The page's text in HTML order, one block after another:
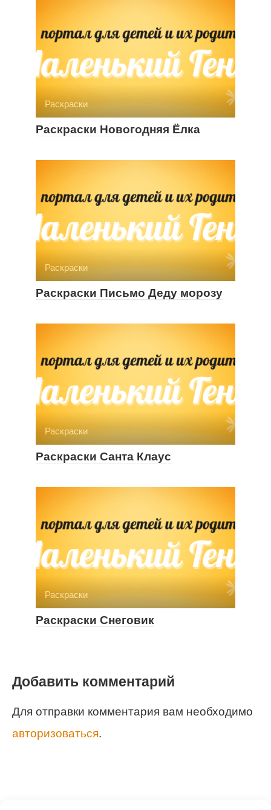
Раскраски
Раскраски Новогодняя Ёлка
Раскраски
Раскраски Письмо Деду морозу
Раскраски
Раскраски Санта Клаус
Раскраски
Раскраски Снеговик
Добавить комментарий
Для отправки комментария вам необходимо
авторизоваться.